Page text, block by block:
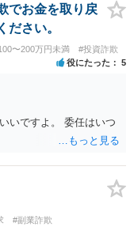
で難しい場合は、費用
が、弁護士に助力を得
でお金を取り戻
ださい。
〜200万円未満 #投資詐欺
役にたった 5
いですよ。 委任はいつ
#副業詐欺